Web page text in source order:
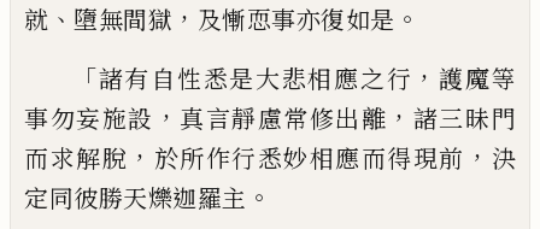
就 、 墮無間獄 ， 及慚恧事亦復如是 。
「諸有自性悉是大悲相應之行 ， 護魔等
事勿妄施設 ， 真言靜慮常修出離 ， 諸三昧門
而求解脫 ， 於所作行悉妙相應而得現前 ， 決
定同彼勝天爍迦羅主 。